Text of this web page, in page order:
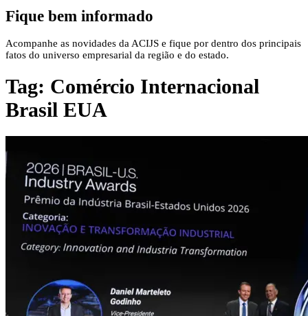
Fique bem informado
Acompanhe as novidades da ACIJS e fique por dentro dos principais
fatos do universo empresarial da região e do estado.
Tag: Comércio Internacional
Brasil EUA